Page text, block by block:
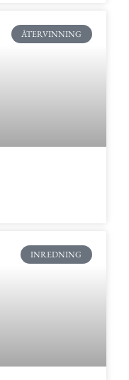
ÅTERVINNING
INREDNING